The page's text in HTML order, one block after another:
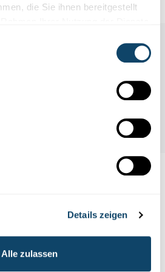
die Sie ihnen bereitgestellt
Details zeigen
Alle zulassen